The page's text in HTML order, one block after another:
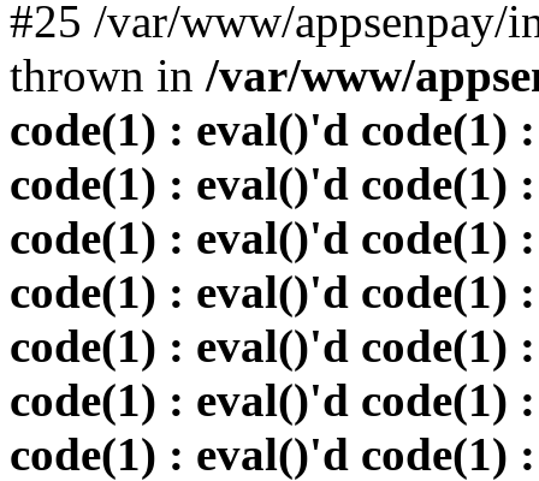
#25 /var/www/
thrown in /var/www/
code(1) : eval()'d code(1)
code(1) : eval()'d code(1)
code(1) : eval()'d code(1)
code(1) : eval()'d code(1)
code(1) : eval()'d code(1)
code(1) : eval()'d code(1)
code(1) : eval()'d code(1)